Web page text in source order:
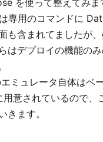
専用のコマンドに
も含まれてましたが
はデプロイの機能の
ミュレータ自体はベ
意されているので、
きます。